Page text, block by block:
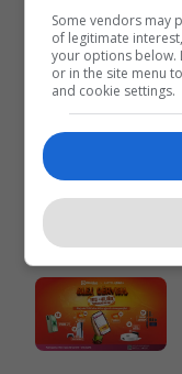
Some vendors may
of legitimate
your options below.
or in the site menu
and cookie settings.